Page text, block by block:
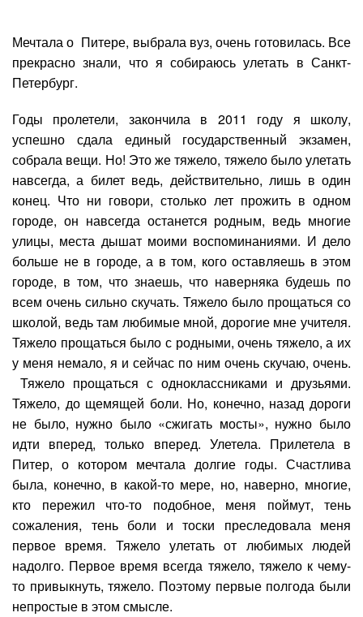
Мечтала о Питере, выбрала вуз, очень готовилась. Все
прекрасно знали, что я собираюсь улетать в Санкт-
Петербург.
Годы пролетели, закончила в 2011 году я школу,
успешно сдала единый государственный экзамен,
собрала вещи. Но! Это же тяжело, тяжело было улетать
навсегда, а билет ведь, действительно, лишь в один
конец. Что ни говори, столько лет прожить в одном
городе, он навсегда останется родным, ведь многие
улицы, места дышат моими воспоминаниями. И дело
больше не в городе, а в том, кого оставляешь в этом
городе, в том, что знаешь, что наверняка будешь по
всем очень сильно скучать. Тяжело было прощаться со
школой, ведь там любимые мной, дорогие мне учителя.
Тяжело прощаться было с родными, очень тяжело, а их
у меня немало, я и сейчас по ним очень скучаю, очень.
Тяжело прощаться с одноклассниками и друзьями.
Тяжело, до щемящей боли. Но, конечно, назад дороги
не было, нужно было «сжигать мосты», нужно было
идти вперед, только вперед. Улетела. Прилетела в
Питер, о котором мечтала долгие годы. Счастлива
была, конечно, в какой-то мере, но, наверно, многие,
кто пережил что-то подобное, меня поймут, тень
сожаления, тень боли и тоски преследовала меня
первое время. Тяжело улетать от любимых людей
надолго. Первое время всегда тяжело, тяжело к чему-
то привыкнуть, тяжело. Поэтому первые полгода были
непростые в этом смысле.